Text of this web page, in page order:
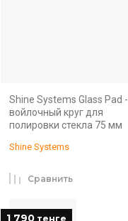
Shine Systems Glass Pad -
войлочный круг для
полировки стекла 75 мм
Shine Systems
1 790 тенге
Сравнить